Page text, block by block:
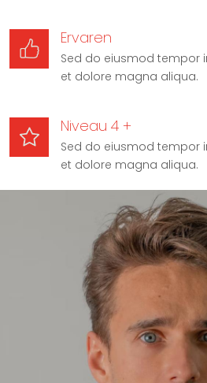
Ervaren
Sed do eiusmod tempor
et dolore magna aliqua.
Niveau 4 +
Sed do eiusmod tempor
et dolore magna aliqua.